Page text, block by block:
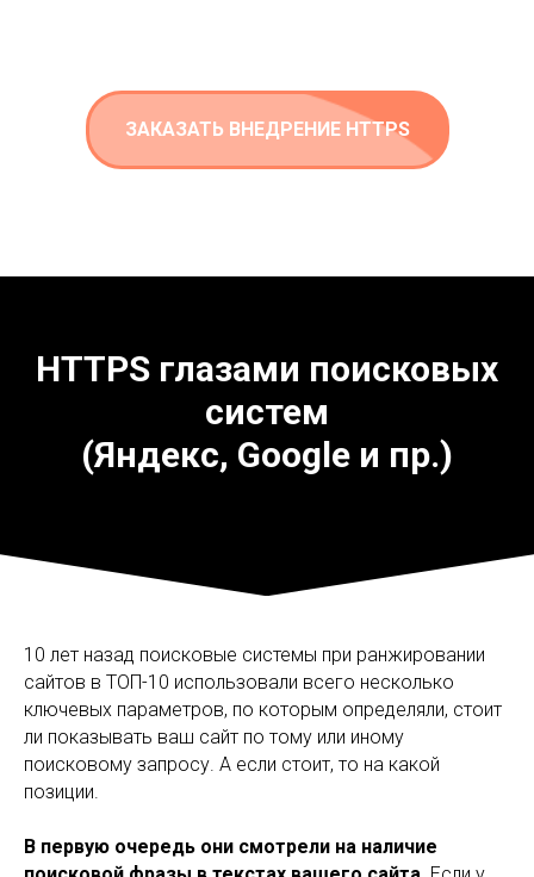
ЗАКАЗАТЬ ВНЕДРЕНИЕ HTTPS
HTTPS глазами поисковых
систем
(Яндекс, Google и пр.)
10 лет назад поисковые системы при ранжировании
сайтов в ТОП-10 использовали всего несколько
ключевых параметров, по которым определяли, стоит
ли показывать ваш сайт по тому или иному
поисковому запросу. А если стоит, то на какой
позиции.
В первую очередь они смотрели на наличие